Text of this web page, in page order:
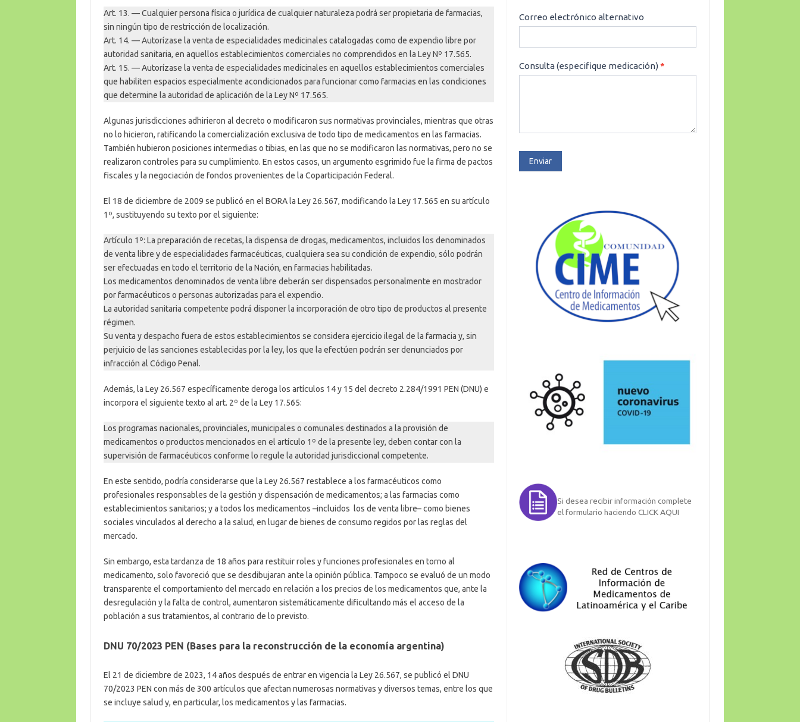
Art. 13. — Cualquier persona física o jurídica de cualquier naturaleza podrá ser propietaria de farmacias,
sin ningún tipo de restricción de localización.
Art. 14. — Autorízase la venta de especialidades medicinales catalogadas como de expendio libre por
autoridad sanitaria, en aquellos establecimientos comerciales no comprendidos en la Ley Nº 17.565.
Art. 15. — Autorízase la venta de especialidades medicinales en aquellos establecimientos comerciales
que habiliten espacios especialmente acondicionados para funcionar como farmacias en las condiciones
que determine la autoridad de aplicación de la Ley Nº 17.565.
Algunas jurisdicciones adhirieron al decreto o modificaron sus normativas provinciales, mientras que otras
no lo hicieron, ratificando la comercialización exclusiva de todo tipo de medicamentos en las farmacias.
También hubieron posiciones intermedias o tibias, en las que no se modificaron las normativas, pero no se
realizaron controles para su cumplimiento. En estos casos, un argumento esgrimido fue la firma de pactos
fiscales y la negociación de fondos provenientes de la Coparticipación Federal.
El 18 de diciembre de 2009 se publicó en el BORA la Ley 26.567, modificando la Ley 17.565 en su artículo
1º, sustituyendo su texto por el siguiente:
Artículo 1º: La preparación de recetas, la dispensa de drogas, medicamentos, incluidos los denominados
de venta libre y de especialidades farmacéuticas, cualquiera sea su condición de expendio, sólo podrán
ser efectuadas en todo el territorio de la Nación, en farmacias habilitadas.
Los medicamentos denominados de venta libre deberán ser dispensados personalmente en mostrador
por farmacéuticos o personas autorizadas para el expendio.
La autoridad sanitaria competente podrá disponer la incorporación de otro tipo de productos al presente
régimen.
Su venta y despacho fuera de estos establecimientos se considera ejercicio ilegal de la farmacia y, sin
perjuicio de las sanciones establecidas por la ley, los que la efectúen podrán ser denunciados por
infracción al Código Penal.
Además, la Ley 26.567 específicamente deroga los artículos 14 y 15 del decreto 2.284/1991 PEN (DNU) e
incorpora el siguiente texto al art. 2º de la Ley 17.565:
Los programas nacionales, provinciales, municipales o comunales destinados a la provisión de
medicamentos o productos mencionados en el artículo 1º de la presente ley, deben contar con la
supervisión de farmacéuticos conforme lo regule la autoridad jurisdiccional competente.
En este sentido, podría considerarse que la Ley 26.567 restablece a los farmacéuticos como
profesionales responsables de la gestión y dispensación de medicamentos; a las farmacias como
establecimientos sanitarios; y a todos los medicamentos –incluidos los de venta libre– como bienes
sociales vinculados al derecho a la salud, en lugar de bienes de consumo regidos por las reglas del
mercado.
Sin embargo, esta tardanza de 18 años para restituir roles y funciones profesionales en torno al
medicamento, solo favoreció que se desdibujaran ante la opinión pública. Tampoco se evaluó de un modo
transparente el comportamiento del mercado en relación a los precios de los medicamentos que, ante la
desregulación y la falta de control, aumentaron sistemáticamente dificultando más el acceso de la
población a sus tratamientos, al contrario de lo previsto.
DNU 70/2023 PEN (Bases para la reconstrucción de la economía argentina)
El 21 de diciembre de 2023, 14 años después de entrar en vigencia la Ley 26.567, se publicó el DNU
70/2023 PEN con más de 300 artículos que afectan numerosas normativas y diversos temas, entre los que
se incluye salud y, en particular, los medicamentos y las farmacias.
Correo electrónico alternativo
Consulta (especifique medicación)*
Enviar
Si desea recibir información complete
el formulario haciendo CLICK AQUI